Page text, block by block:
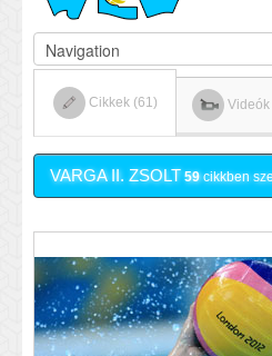
Cikkek (61) Videók
VARGA II. ZSOLT 59cikkben